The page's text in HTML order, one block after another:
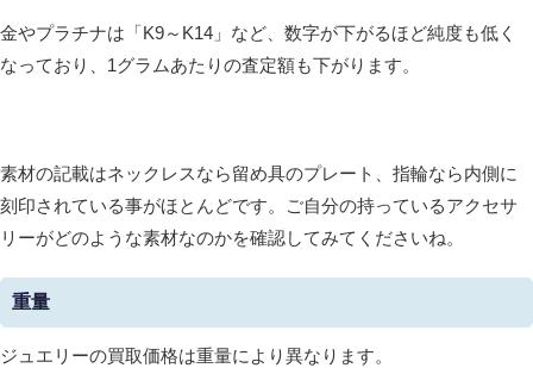
金やプラチナは「K9～K14」など、数字が下がるほど純度も低く
なっており、1グラムあたりの査定額も下がります。
素材の記載はネックレスなら留め具のプレート、指輪なら内側に
刻印されている事がほとんどです。ご自分の持っているアクセサ
リーがどのような素材なのかを確認してみてくださいね。
重量
ジュエリーの買取価格は重量により異なります。